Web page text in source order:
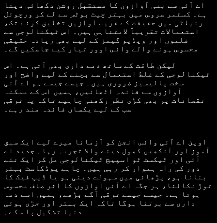
اے آئی سے بنی آوازوں کا مستقبل روشن دکھائی دیتا
ہے۔ کسٹمر سروس میں بہتر چیٹ بوٹس سے لے کر ورچوئل
رئیلٹی میں حقیقت کے قریب آوازیں تخلیق کرنے تک،
استعمالات تقریباً لامتناہی ہیں۔ اس ٹیکنالوجی سے
فلموں اور ویڈیو گیمز کے لیے بھی زیادہ حقیقی
محسوس ہونے والے وائس اوور تیار کیے جاسکیں گے۔
لیکن طاقت کے ساتھ ذمے داری بھی آتی ہے۔ اس
ٹیکنالوجی کے غلط استعمال سے بچنے کے لیے واضح اور
سخت پالیسیز ضروری ہیں۔ جیسے جیسے ہم اے آئی
آوازوں سے فائدہ اٹھائیں، ہمیں اس کے ممکنہ
نقصانات پر بھی کڑی نظر رکھنی چاہیے تاکہ یہ ترقی
سب کے لیے یکساں فائدہ مند رہے۔
اوپن اے آئی وائس انجن کو آزمانا میرے لیے ایک سبق
آموز اور آنکھیں کھول دینے والا تجربہ رہا۔ جدید اے
آئی اور ٹیکسٹ ٹو اسپیچ ٹیکنالوجی مل کر ایک نئے
دور کی راہ ہموار کر رہی ہیں۔ چاہے پوڈکاسٹ بہتر
بنانا ہو، پڑھائی میں سہولت دینی ہو یا ڈیپ فیک کا
توڑ نکالنا، ہر جگہ اے آئی آوازوں کا اثر صاف محسوس
ہوتا ہے۔ جیسے جیسے ترقی آگے بڑھے، ہمیں اسے ذمہ
داری سے برتنا ہوگا تاکہ ایک بہتر اور جڑی ہوئی
دنیا تشکیل پا سکے۔